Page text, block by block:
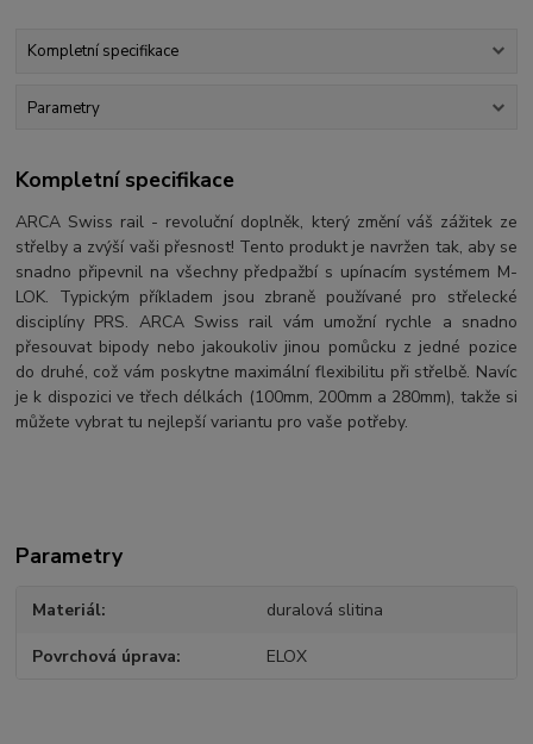
Kompletní specifikace
Parametry
Kompletní specifikace
ARCA Swiss rail - revoluční doplněk, který změní váš zážitek ze
střelby a zvýší vaši přesnost! Tento produkt je navržen tak, aby se
snadno připevnil na všechny předpažbí s upínacím systémem M-
LOK. Typickým příkladem jsou zbraně používané pro střelecké
disciplíny PRS. ARCA Swiss rail vám umožní rychle a snadno
přesouvat bipody nebo jakoukoliv jinou pomůcku z jedné pozice
do druhé, což vám poskytne maximální flexibilitu při střelbě. Navíc
je k dispozici ve třech délkách (100mm, 200mm a 280mm), takže si
můžete vybrat tu nejlepší variantu pro vaše potřeby.
Parametry
Materiál duralová slitina
Povrchová úprava ELOX